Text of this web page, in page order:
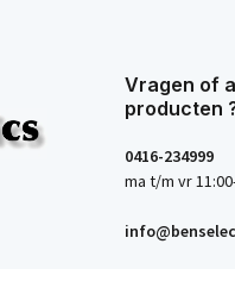
Vragen of
producten
0416-234999
ma t/m vr